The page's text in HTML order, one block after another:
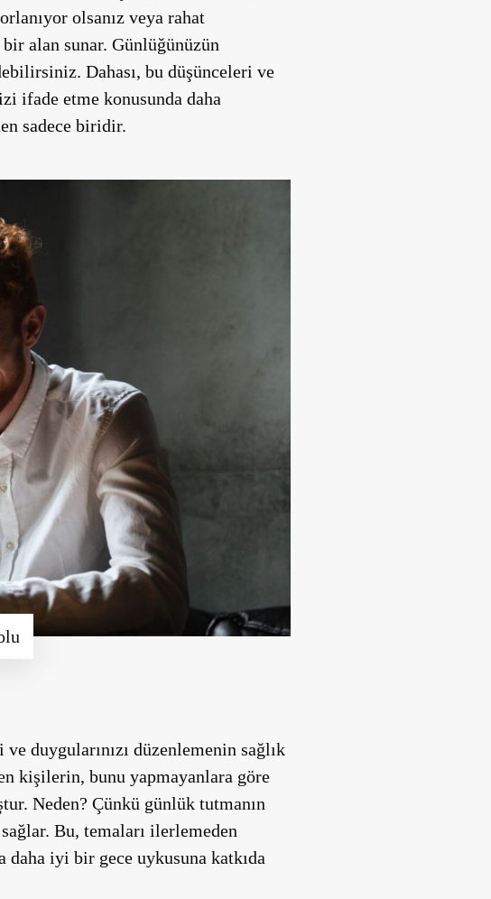
olsanız veya rahat
alan sunar. Günlüğünüzün
Dahası, bu düşünceleri ve
ifade etme konusunda daha
sadece biridir.
duygularınızı düzenlemenin sağlık
kişilerin, bunu yapmayanlara göre
Neden? Çünkü günlük tutmanın
Bu, temaları ilerlemeden
daha iyi bir gece uykusuna katkıda